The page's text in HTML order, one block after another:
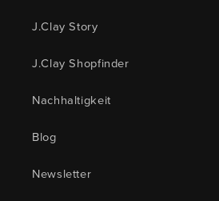
J.Clay Story
J.Clay Shopfinder
Nachhaltigkeit
Blog
Newsletter